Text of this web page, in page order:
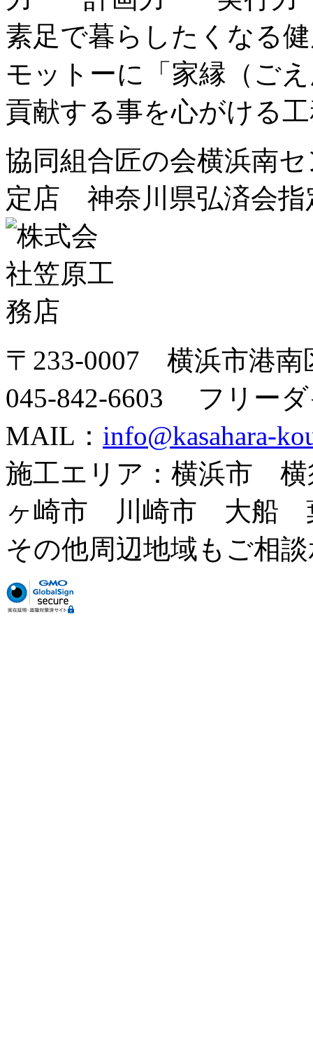
素足で暮らしたくなる
モットーに「家縁（ご
貢献する事を心がける
協同組合匠の会横浜南
定店 神奈川県弘済会指
〒233-0007 横浜市港
045-842-6603 フリー
MAIL： info@kasahara-
施工エリア：横浜市
ヶ崎市 川崎市 大
その他周辺地域もご相